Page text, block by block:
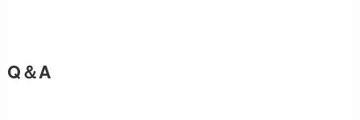
Q＆A